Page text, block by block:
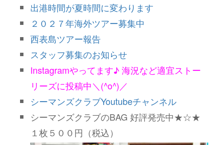
出港時間が夏時間に変わります
２０２７年海外ツアー募集中
西表島ツアー報告
スタッフ募集のお知らせ
Instagramやってます♪ 海況など適宜ストー
リーズに投稿中＼(^o^)／
シーマンズクラブYoutubeチャンネル
シーマンズクラブのBAG 好評発売中★☆★
１枚５００円（税込）